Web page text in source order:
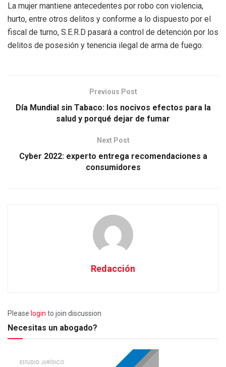
La mujer mantiene antecedentes por robo con violencia,
hurto, entre otros delitos y conforme a lo dispuesto por el
fiscal de turno, S.E.R.D pasará a control de detención por los
delitos de posesión y tenencia ilegal de arma de fuego.
Previous Post
Día Mundial sin Tabaco: los nocivos efectos para la
salud y porqué dejar de fumar
Next Post
Cyber 2022: experto entrega recomendaciones a
consumidores
Redacción
Please login to join discussion
Necesitas un abogado?